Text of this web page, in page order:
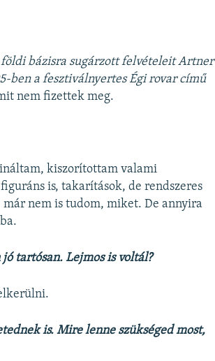
bázisra sugárzott felvételeit Artner
ben a fesztiválnyertes Égi rovar című
nem fizettek meg.
kiszorítottam valami
is, takarítások, de rendszeres
nem is tudom, miket. De annyira
tartósan. Lejmos is voltál?
is. Mire lenne szükséged most,